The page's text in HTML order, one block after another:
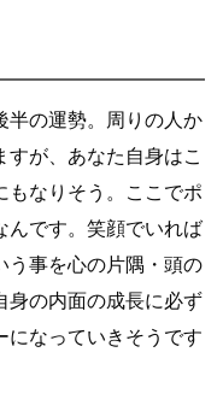
半の運勢。周りの人か
が、あなた自身はこ
もなりそう。ここでポ
んです。笑顔でいれば
う事を心の片隅・頭の
身の内面の成長に必ず
になっていきそうです